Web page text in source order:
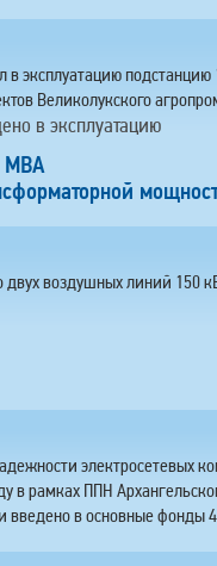
в эксплуатацию
Великолукского
в эксплуатацию
МВА
двух воздушных линий 150
электросетевых
в рамках ППН
в основные фонды